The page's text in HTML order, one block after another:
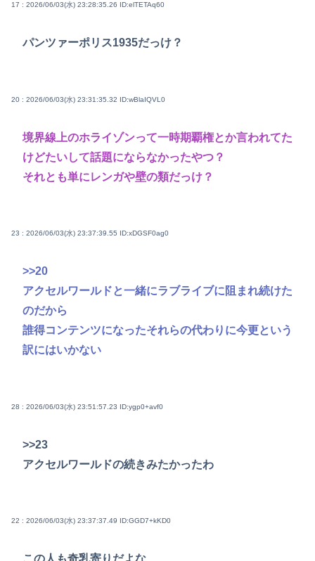
17 : 2026/06/03(水) 23:28:35.26 ID:elTETAq60
パンツァーポリス1935だっけ？
20 : 2026/06/03(水) 23:31:35.32 ID:wBlaIQVL0
境界線上のホライゾンって一時期覇権とか言われてた
けどたいして話題にならなかったやつ？
それとも単にレンガや壁の類だっけ？
23 : 2026/06/03(水) 23:37:39.55 ID:xDGSF0ag0
>>20
アクセルワールドと一緒にラブライブに阻まれ続けた
のだから
誰得コンテンツになったそれらの代わりに今更という
訳にはいかない
28 : 2026/06/03(水) 23:51:57.23 ID:ygp0+avf0
>>23
アクセルワールドの続きみたかったわ
22 : 2026/06/03(水) 23:37:37.49 ID:GGD7+kKD0